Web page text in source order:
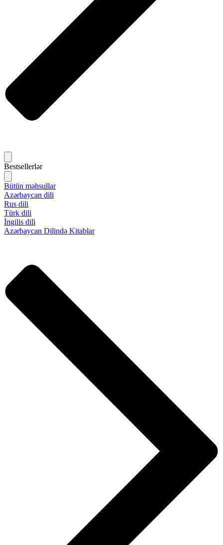
Bestsellerlər
Bütün məhsullar
Azərbaycan dili
Rus dili
Türk dili
İngilis dili
Azərbaycan Dilində Kitablar